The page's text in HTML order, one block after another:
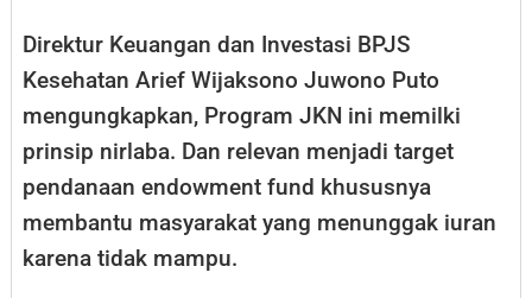
Direktur Keuangan dan Investasi BPJS
Kesehatan Arief Wijaksono Juwono Puto
mengungkapkan, Program JKN ini memilki
prinsip nirlaba. Dan relevan menjadi target
pendanaan endowment fund khususnya
membantu masyarakat yang menunggak iuran
karena tidak mampu.